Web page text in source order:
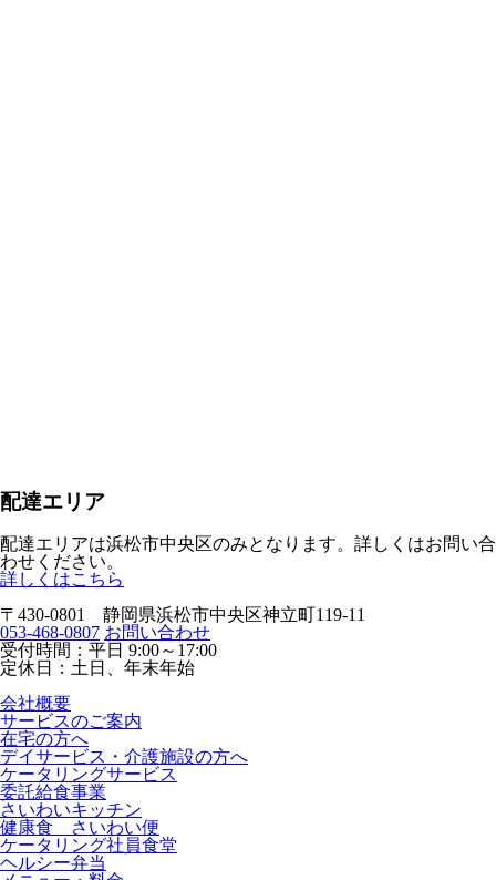
配達エリア
配達エリアは浜松市中央区のみとなります。詳しくはお問い合
わせください。
詳しくはこちら
〒430-0801 静岡県浜松市中央区神立町119-11
053-468-0807 お問い合わせ
受付時間：平日 9:00～17:00
定休日：土日、年末年始
会社概要
サービスのご案内
在宅の方へ
デイサービス・介護施設の方へ
ケータリングサービス
委託給食事業
さいわいキッチン
健康食 さいわい便
ケータリング社員食堂
ヘルシー弁当